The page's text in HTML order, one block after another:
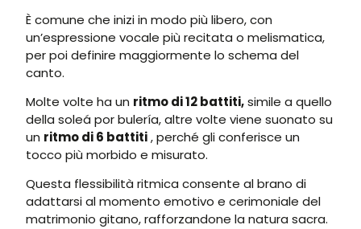
È comune che inizi in modo più libero, con
un’espressione vocale più recitata o melismatica,
per poi definire maggiormente lo schema del
canto.
Molte volte ha un ritmo di 12 battiti,simile a quello
della soleá por bulería, altre volte viene suonato su
un ritmo di 6 battiti, perché gli conferisce un
tocco più morbido e misurato.
Questa flessibilità ritmica consente al brano di
adattarsi al momento emotivo e cerimoniale del
matrimonio gitano, rafforzandone la natura sacra.